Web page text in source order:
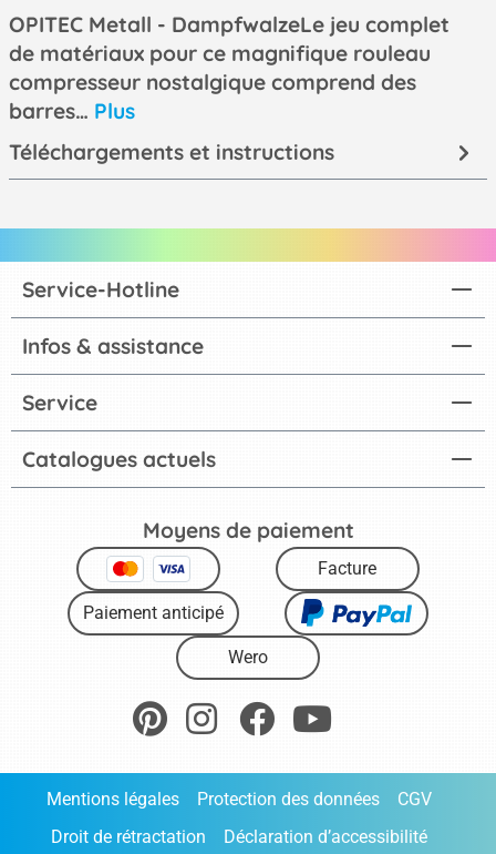
OPITEC Metall - DampfwalzeLe jeu complet
de matériaux pour ce magnifique rouleau
compresseur nostalgique comprend des
barres… Plus
Téléchargements et instructions
Catalogues actuels
Service-Hotline
Infos & assistance
Service
Moyens de paiement
Facture
Paiement anticipé
Wero
Mentions légales Protection des données
CGV
Droit de rétractation
Déclaration d’accessibilité